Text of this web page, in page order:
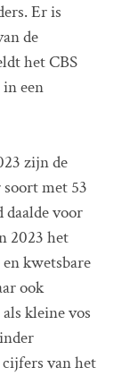
Er is
de
het CBS
een
zijn de
met 53
voor
2023 het
kwetsbare
ook
kleine vos
van het